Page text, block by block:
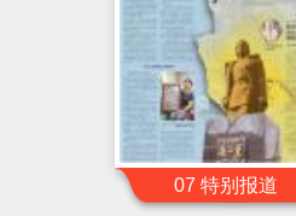
07 特别报道